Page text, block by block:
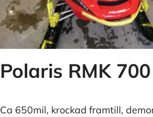
Polaris RMK
Ca 650mil, krockad framtill,